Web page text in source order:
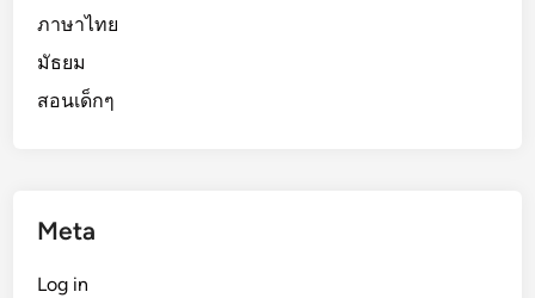
ภาษาไทย
มัธยม
สอนเด็กๆ
Meta
Log in